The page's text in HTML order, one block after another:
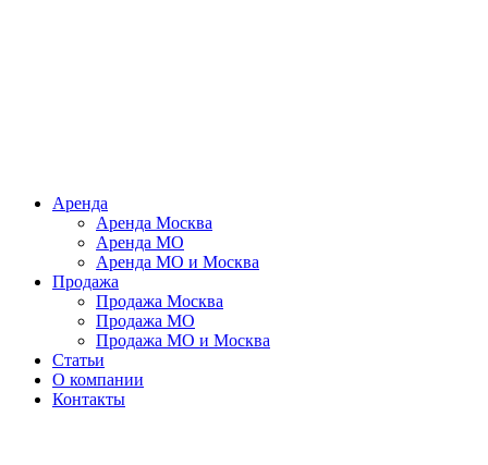
Аренда
Аренда Москва
Аренда МО
Аренда МО и Москва
Продажа
Продажа Москва
Продажа МО
Продажа МО и Москва
Статьи
О компании
Контакты